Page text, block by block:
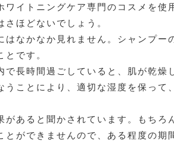
ワイトニングケア専門のコスメを使
ほどないでしょう。
なかなか見れません。シャンプー
です。
長時間過ごしていると、肌が乾燥
ことにより、適切な湿度を保って
あると聞かされています。もちろ
とができませんので、ある程度の期